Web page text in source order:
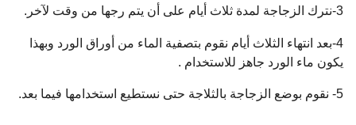
3-نترك الزجاجة لمدة ثلاث أيام على أن يتم رجها من وقت لآخر.
4-بعد انتهاء الثلاث أيام نقوم بتصفية الماء من أوراق الورد وبهذا
يكون ماء الورد جاهز للاستخدام .
5- نقوم بوضع الزجاجة بالثلاجة حتى نستطيع استخدامها فيما بعد.